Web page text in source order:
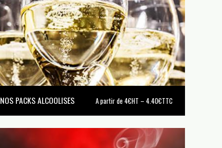
NOS PACKS ALCOOLISES A partir de 4€HT – 4.40€TTC